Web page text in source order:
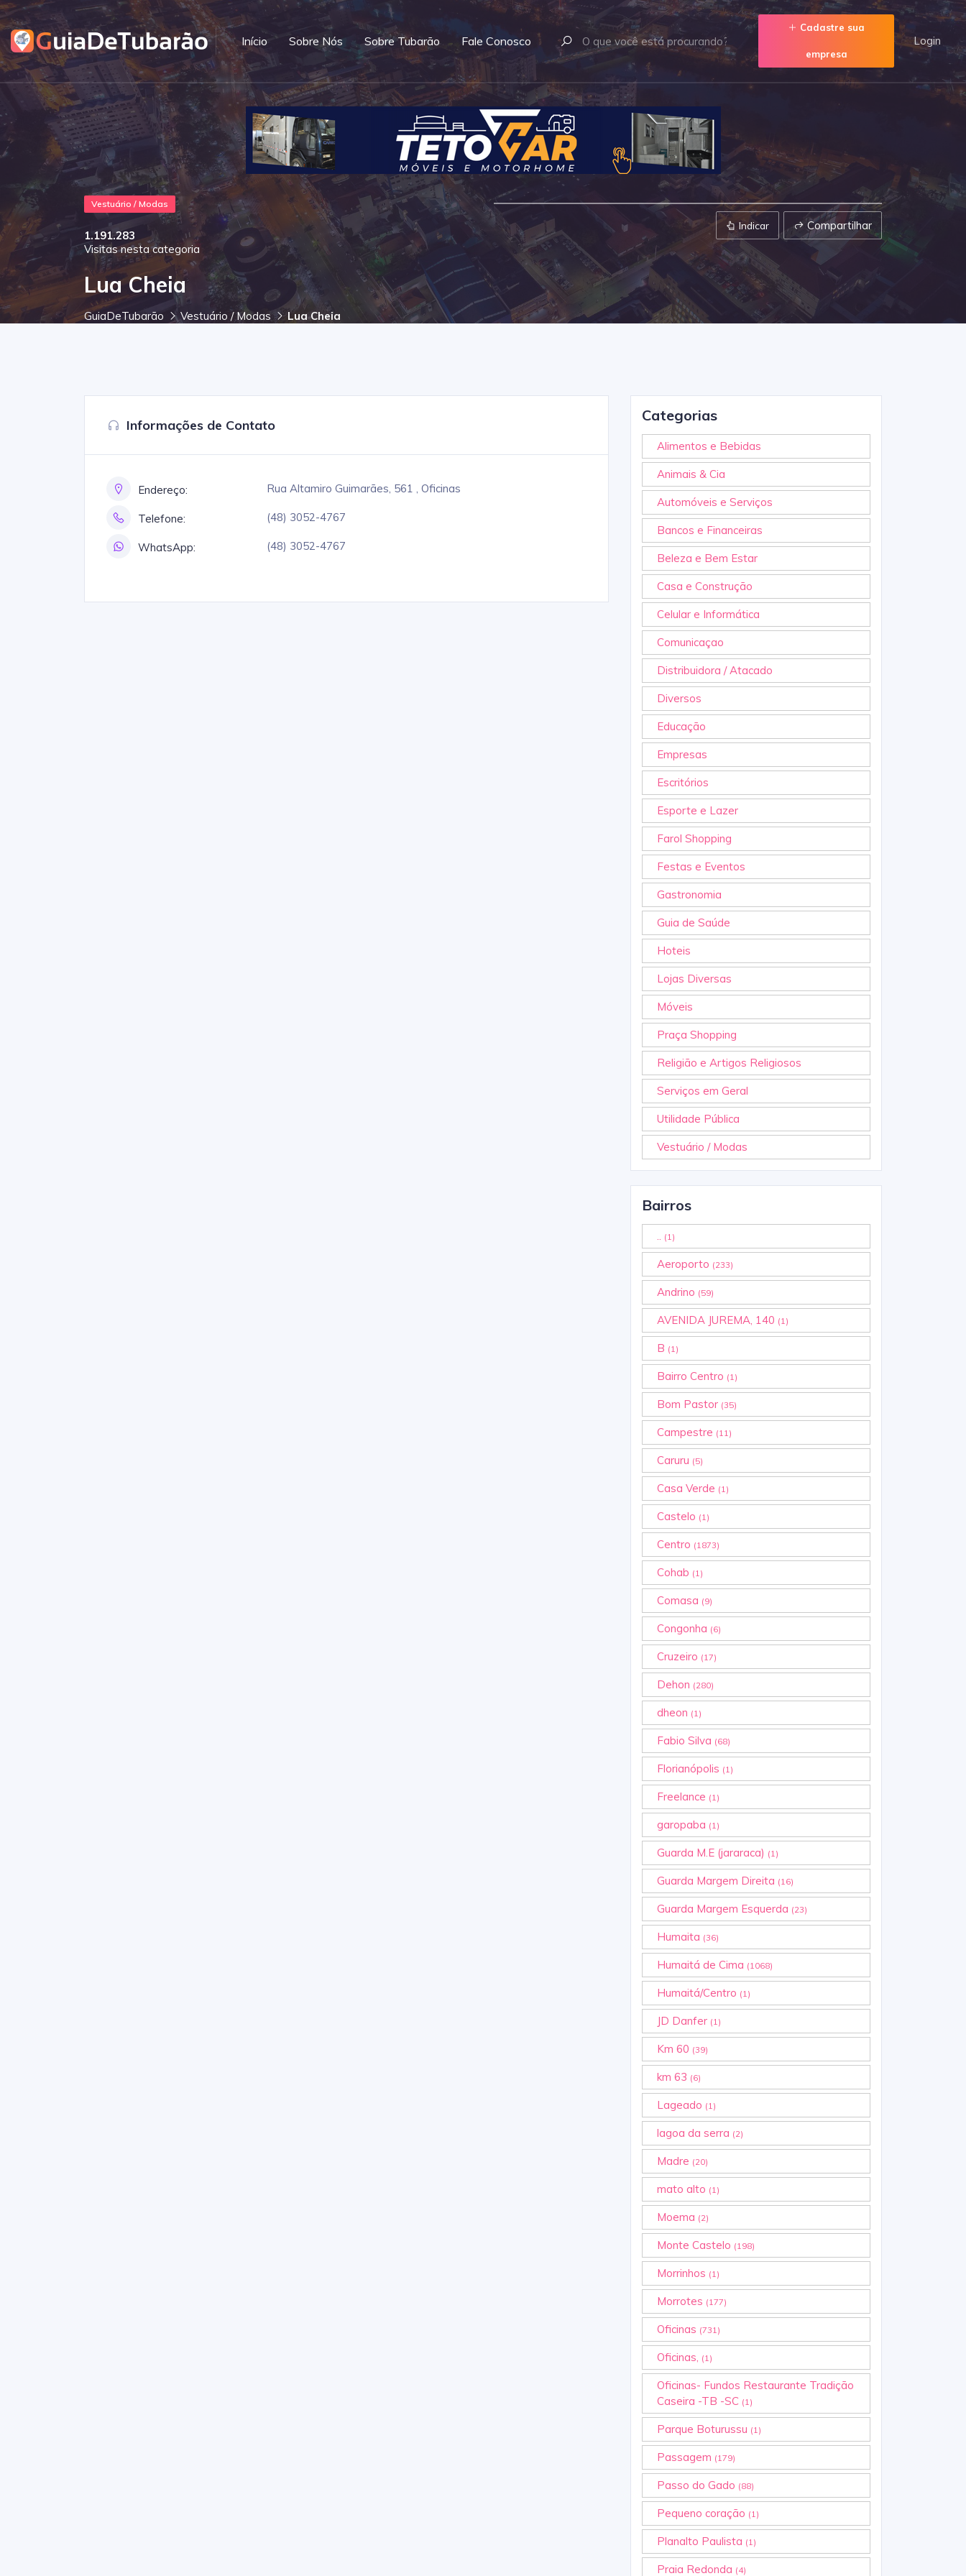
Início Sobre Nós Sobre Tubarão Fale Conosco
Cadastre sua
empresa
Login
Vestuário / Modas
1.191.283
Visitas nesta categoria
Lua Cheia
GuiaDeTubarão Vestuário / Modas Lua Cheia
Indicar Compartilhar
Informações de Contato
Endereço: Rua Altamiro Guimarães, 561 , Oficinas
Telefone: (48) 3052-4767
WhatsApp: (48) 3052-4767
Categorias
Alimentos e Bebidas
Animais & Cia
Automóveis e Serviços
Bancos e Financeiras
Beleza e Bem Estar
Casa e Construção
Celular e Informática
Comunicaçao
Distribuidora / Atacado
Diversos
Educação
Empresas
Escritórios
Esporte e Lazer
Farol Shopping
Festas e Eventos
Gastronomia
Guia de Saúde
Hoteis
Lojas Diversas
Móveis
Praça Shopping
Religião e Artigos Religiosos
Serviços em Geral
Utilidade Pública
Vestuário / Modas
Bairros
.. (1)
Aeroporto (233)
Andrino (59)
AVENIDA JUREMA, 140 (1)
B (1)
Bairro Centro (1)
Bom Pastor (35)
Campestre (11)
Caruru (5)
Casa Verde (1)
Castelo (1)
Centro (1873)
Cohab (1)
Comasa (9)
Congonha (6)
Cruzeiro (17)
Dehon (280)
dheon (1)
Fabio Silva (68)
Florianópolis (1)
Freelance (1)
garopaba (1)
Guarda M.E (jararaca) (1)
Guarda Margem Direita (16)
Guarda Margem Esquerda (23)
Humaita (36)
Humaitá de Cima (1068)
Humaitá/Centro (1)
JD Danfer (1)
Km 60 (39)
km 63 (6)
Lageado (1)
lagoa da serra (2)
Madre (20)
mato alto (1)
Moema (2)
Monte Castelo (198)
Morrinhos (1)
Morrotes (177)
Oficinas (731)
Oficinas, (1)
Oficinas- Fundos Restaurante Tradição
Caseira -TB -SC (1)
Parque Boturussu (1)
Passagem (179)
Passo do Gado (88)
Pequeno coração (1)
Planalto Paulista (1)
Praia Redonda (4)